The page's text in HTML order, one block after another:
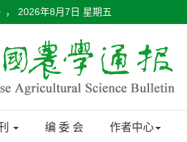
， 2026年8月7日 星期五
编 委 会 作者中心